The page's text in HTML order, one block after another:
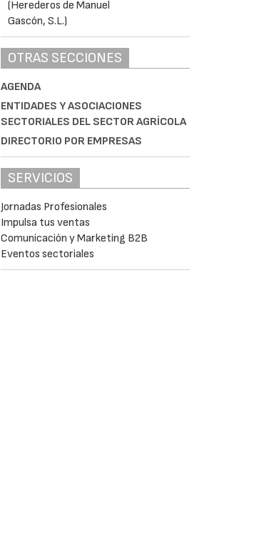
OTRAS SECCIONES
AGENDA
ENTIDADES Y ASOCIACIONES
SECTORIALES DEL SECTOR AGRÍCOLA
DIRECTORIO POR EMPRESAS
SERVICIOS
Jornadas Profesionales
Impulsa tus ventas
Comunicación y Marketing B2B
Eventos sectoriales